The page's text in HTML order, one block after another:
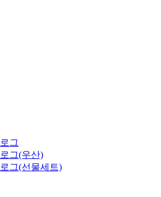
그
그(우산)
그(선물세트)